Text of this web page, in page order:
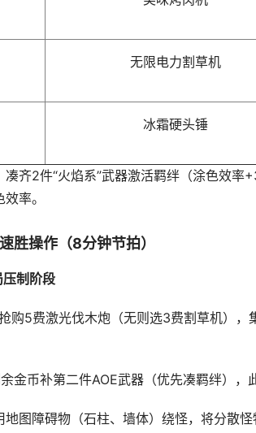
无限电力割草机
冰霜硬头锤
凑齐2件“火焰系”武器激活羁绊（涂色效
率。
胜操作（8分钟节拍）
制阶段
购5费激光伐木炮（无则选3费割草机）
金币补第二件AOE武器（优先凑羁绊），
图障碍物（石柱、墙体）绕怪，将分散怪